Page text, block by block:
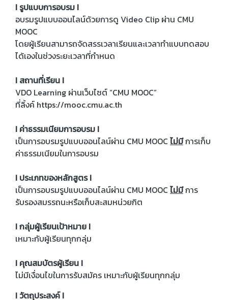
I รูปแบบการอบรม I
อบรมรูปแบบออนไลน์ด้วยการดู Video Clip ผ่าน CMU
MOOC
โดยผู้เรียนสามารถจัดสรรเวลาเรียนและเวลาทำแบบทดสอบ
ได้เองในช่วงระยะเวลาที่กำหนด
I สถานที่เรียน I
VDO Learning ผ่านเว็บไซต์ “CMU MOOC”
ที่ลิ้งค์ https://mooc.cmu.ac.th
I ค่าธรรมเนียมการอบรม I
เป็นการอบรมรูปแบบออนไลน์ผ่าน CMU MOOC ไม่มีการเก็บ
ค่าธรรมเนียมในการอบรม
I ประเภทของหลักสูตร I
เป็นการอบรมรูปแบบออนไลน์ผ่าน CMU MOOC ไม่มีการ
รับรองสมรรถนะหรือเก็บสะสมหน่วยกิต
I กลุ่มผู้เรียนเป้าหมาย I
เหมาะกับผู้เรียนทุกกลุ่ม
I คุณสมบัตรผู้เรียน I
ไม่มีเงื่อนไขในการรับสมัคร เหมาะกับผู้เรียนทุกกลุ่ม
I วัตถุประสงค์ I